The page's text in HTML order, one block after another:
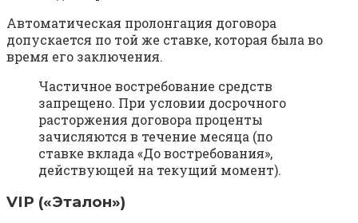
Автоматическая пролонгация договора
допускается по той же ставке, которая была во
время его заключения.
Частичное востребование средств
запрещено. При условии досрочного
расторжения договора проценты
зачисляются в течение месяца (по
ставке вклада «До востребования»,
действующей на текущий момент).
VIP («Эталон»)